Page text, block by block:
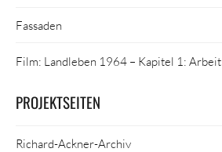
Fassaden
Film: Landleben 1964 – Kapitel 1: Arbeit
PROJEKTSEITEN
Richard-Ackner-Archiv